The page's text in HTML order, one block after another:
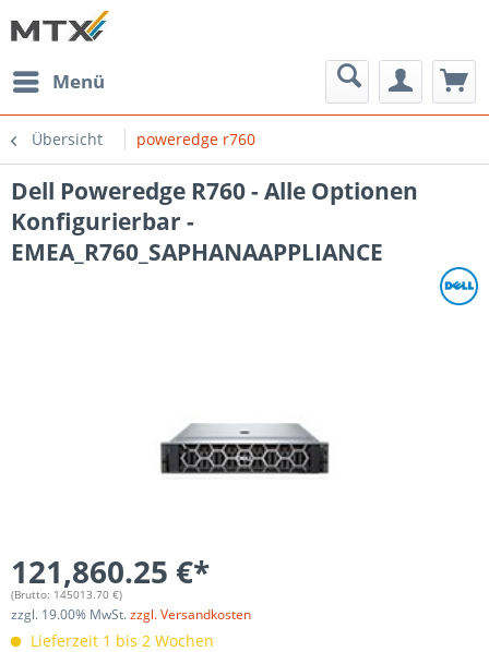
Menü
Übersicht poweredge r760
Dell Poweredge R760 - Alle Optionen
Konfigurierbar -
EMEA_R760_SAPHANAAPPLIANCE
121,860.25 €*
(Brutto: 145013.70 €)
zzgl. 19.00% MwSt.zzgl. Versandkosten
Lieferzeit 1 bis 2 Wochen